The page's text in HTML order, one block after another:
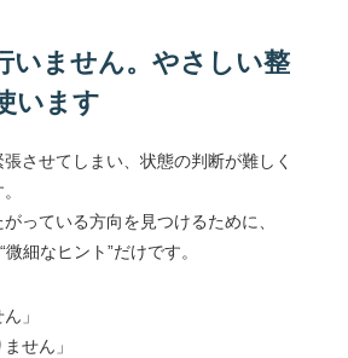
いません。やさしい整
います
させてしまい、状態の判断が難しく
っている方向を見つけるために、
細なヒント”だけです。
」
せん」